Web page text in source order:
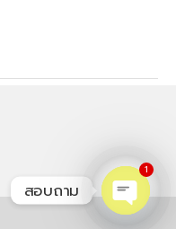
สอบถาม
O
1